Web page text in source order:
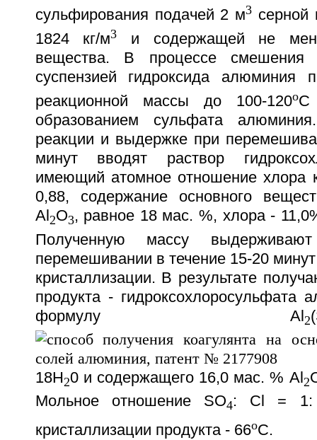
сульфирования подачей 2 м3 серной
1824 кг/м3
и содержащей не
вещества. В процессе смешения
суспензией гидроксида алюминия
реакционной массы до 100-120oС
образованием сульфата
реакции и выдержке при
минут вводят раствор
имеющий атомное отношение хлора
0,88, содержание основного
Аl 2О3, равное 18 мас. %, хлора -
Полученную массу
перемешивании в течение 15-20
кристаллизации. В результате
продукта - гидроксохлоросульфата
формулу Аl 2
18Н20 и содержащего 16,0 мас. % Аl 2
Мольное отношение SO4: Cl = 1:
кристаллизации продукта - 66oС.